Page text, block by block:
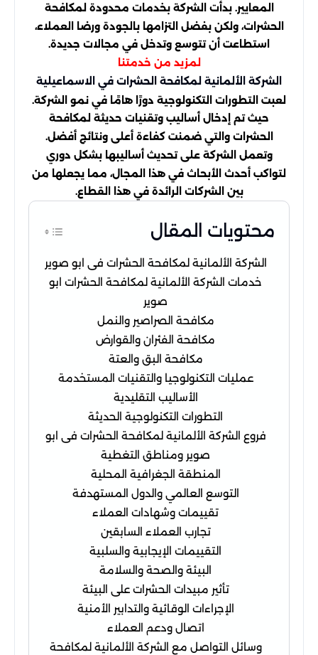
المعايير. بدأت الشركة بخدمات محدودة لمكافحة
الحشرات، ولكن بفضل التزامها بالجودة ورضا العملاء،
استطاعت أن تتوسع وتدخل في مجالات جديدة.
لمزيد من خدمتنا
الشركة الألمانية لمكافحة الحشرات في الاسماعيلية
لعبت التطورات التكنولوجية دورًا هامًا في نمو الشركة.
حيث تم إدخال أساليب وتقنيات حديثة لمكافحة
الحشرات والتي ضمنت كفاءة أعلى ونتائج أفضل.
وتعمل الشركة على تحديث أساليبها بشكل دوري
لتواكب أحدث الأبحاث في هذا المجال، مما يجعلها من
بين الشركات الرائدة في هذا القطاع.
محتويات المقال
الشركة الألمانية لمكافحة الحشرات فى ابو صوير
خدمات الشركة الألمانية لمكافحة الحشرات ابو
صوير
مكافحة الصراصير والنمل
مكافحة الفئران والقوارض
مكافحة البق والعتة
عمليات التكنولوجيا والتقنيات المستخدمة
الأساليب التقليدية
التطورات التكنولوجية الحديثة
فروع الشركة الألمانية لمكافحة الحشرات فى ابو
صوير ومناطق التغطية
المنطقة الجغرافية المحلية
التوسع العالمي والدول المستهدفة
تقييمات وشهادات العملاء
تجارب العملاء السابقين
التقييمات الإيجابية والسلبية
البيئة والصحة والسلامة
تأثير مبيدات الحشرات على البيئة
الإجراءات الوقائية والتدابير الأمنية
اتصال ودعم العملاء
وسائل التواصل مع الشركة الألمانية لمكافحة